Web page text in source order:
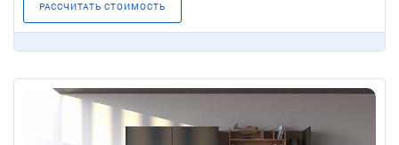
РАССЧИТАТЬ СТОИМОСТЬ